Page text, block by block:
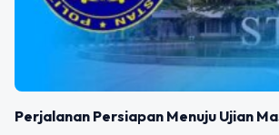
Perjalanan Persiapan Menuju Ujian